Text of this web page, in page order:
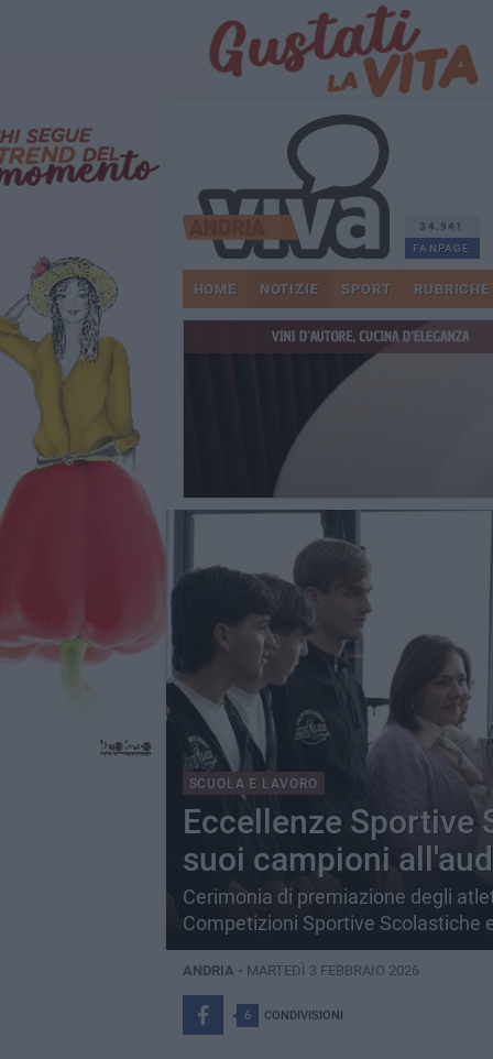
34.941
FANPAGE
HOME NOTIZIE SPORT RUBRICHE
SCUOLA E LAVORO
Eccellenze Sportive
suoi campioni
Cerimonia di premiazione degli
Competizioni Sportive Scolastiche
ANDRIA - MARTEDÌ 3 FEBBRAIO 2026
6 CONDIVISIONI